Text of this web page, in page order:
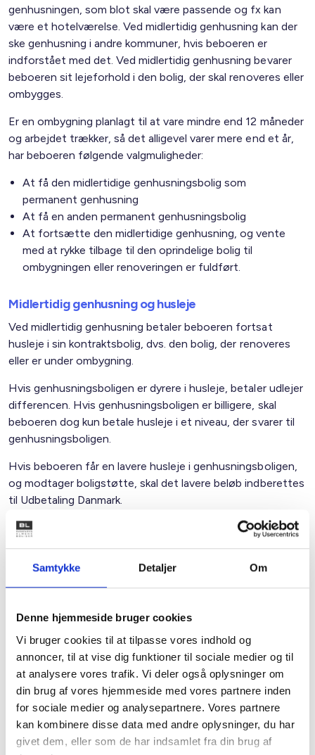
Samtykke Detaljer Om
Denne hjemmeside bruger cookies
Vi bruger cookies til at tilpasse vores indhold og
annoncer, til at vise dig funktioner til sociale medier og til
at analysere vores trafik. Vi deler også oplysninger om
din brug af vores hjemmeside med vores partnere inden
for sociale medier og analysepartnere. Vores partnere
kan kombinere disse data med andre oplysninger, du har
givet dem, eller som de har indsamlet fra din brug af
genhusningen, som blot skal være passende og fx kan
være et hotelværelse. Ved midlertidig genhusning kan der
ske genhusning i andre kommuner, hvis beboeren er
indforstået med det. Ved midlertidig genhusning bevarer
beboeren sit lejeforhold i den bolig, der skal renoveres eller
ombygges.
Er en ombygning planlagt til at vare mindre end 12 måneder
og arbejdet trækker, så det alligevel varer mere end et år,
har beboeren følgende valgmuligheder:
At få den midlertidige genhusningsbolig som
permanent genhusning
At få en anden permanent genhusningsbolig
At fortsætte den midlertidige genhusning, og vente
med at rykke tilbage til den oprindelige bolig til
ombygningen eller renoveringen er fuldført.
Midlertidig genhusning og husleje
Ved midlertidig genhusning betaler beboeren fortsat
husleje i sin kontraktsbolig, dvs. den bolig, der renoveres
eller er under ombygning.
Hvis genhusningsboligen er dyrere i husleje, betaler udlejer
differencen. Hvis genhusningsboligen er billigere, skal
beboeren dog kun betale husleje i et niveau, der svarer til
genhusningsboligen.
Hvis beboeren får en lavere husleje i genhusningsboligen,
og modtager boligstøtte, skal det lavere beløb indberettes
til Udbetaling Danmark.
Beboeren betaler forbrugsudgifter i genhusningsboligen,
men ikke i den oprindelige bolig.
Midlertidig genhusning og beboerdemokrati
sit lejeforhold i den bolig, der skal renoveres eller
ombygges. Det betyder, at beboeren ikke kan deltage i
beboerdemokratiet i den boligafdeling, hvor beboeren
genhuses. Beboeren har hverken adgang til afdelingsmødet
eller stemmeret i den afdeling, hvor vedkommende
genhuses.
Fraflytningssyn ved midlertidig genhusning